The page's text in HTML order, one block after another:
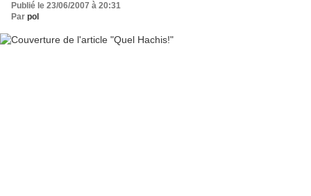
Publié le 23/06/2007 à 20:31
Par pol